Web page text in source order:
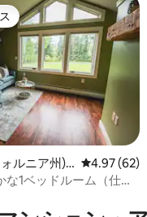
の平均評価
ョイスです。
ルニア州)
パート
レビュー62
4.97 (62)
1ベッドルーム（仕事